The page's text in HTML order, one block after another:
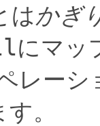
はかぎ
にマッ
レーシ
。